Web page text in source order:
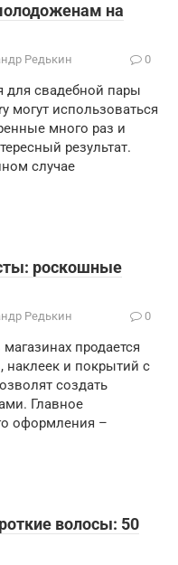
на
Редькин 0
для свадебной пары
могут использоваться
много раз и
результат.
случае
роскошные
Редькин 0
продается
наклеек и покрытий с
создать
Главное
оформления –
волосы: 50